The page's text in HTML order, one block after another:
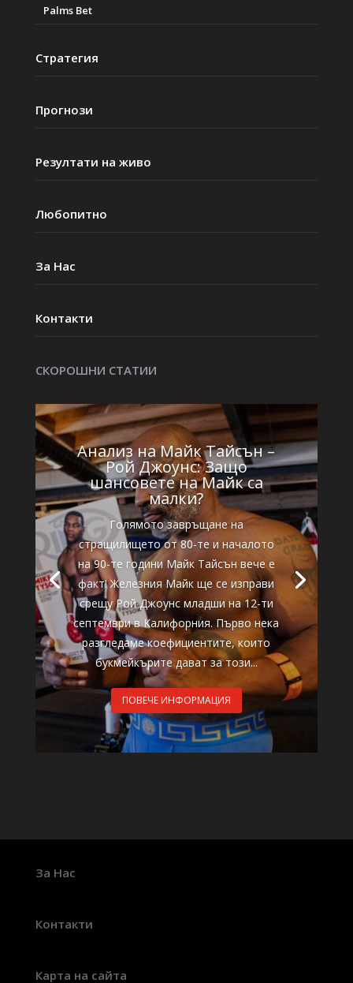
Palms Bet
Стратегия
Прогнози
Резултати на живо
Любопитно
За Нас
Контакти
СКОРОШНИ СТАТИИ
Анализ на Майк Тайсън –
Рой Джоунс: Защо
шансовете на Майк са
малки?
Голямото завръщане на
стращилището от 80-те и началото
на 90-те години Майк Тайсън вече е
факт! Железния Майк ще се изправи
срещу Рой Джоунс младши на 12-ти
септември в Калифорния. Първо нека
разгледаме коефициентите, които
букмейкърите дават за този...
ПОВЕЧЕ ИНФОРМАЦИЯ
За Нас
Контакти
Карта на сайта